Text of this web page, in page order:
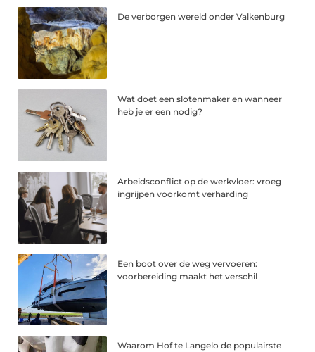
De verborgen wereld onder Valkenburg
Wat doet een slotenmaker en wanneer
heb je er een nodig?
Arbeidsconflict op de werkvloer: vroeg
ingrijpen voorkomt verharding
Een boot over de weg vervoeren:
voorbereiding maakt het verschil
Waarom Hof te Langelo de populairste